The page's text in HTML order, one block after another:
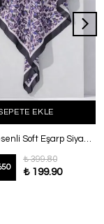
EKLE
Yaprak Desenli Soft Eşarp Siyah Lila
50
₺ 399.80
₺ 199.90